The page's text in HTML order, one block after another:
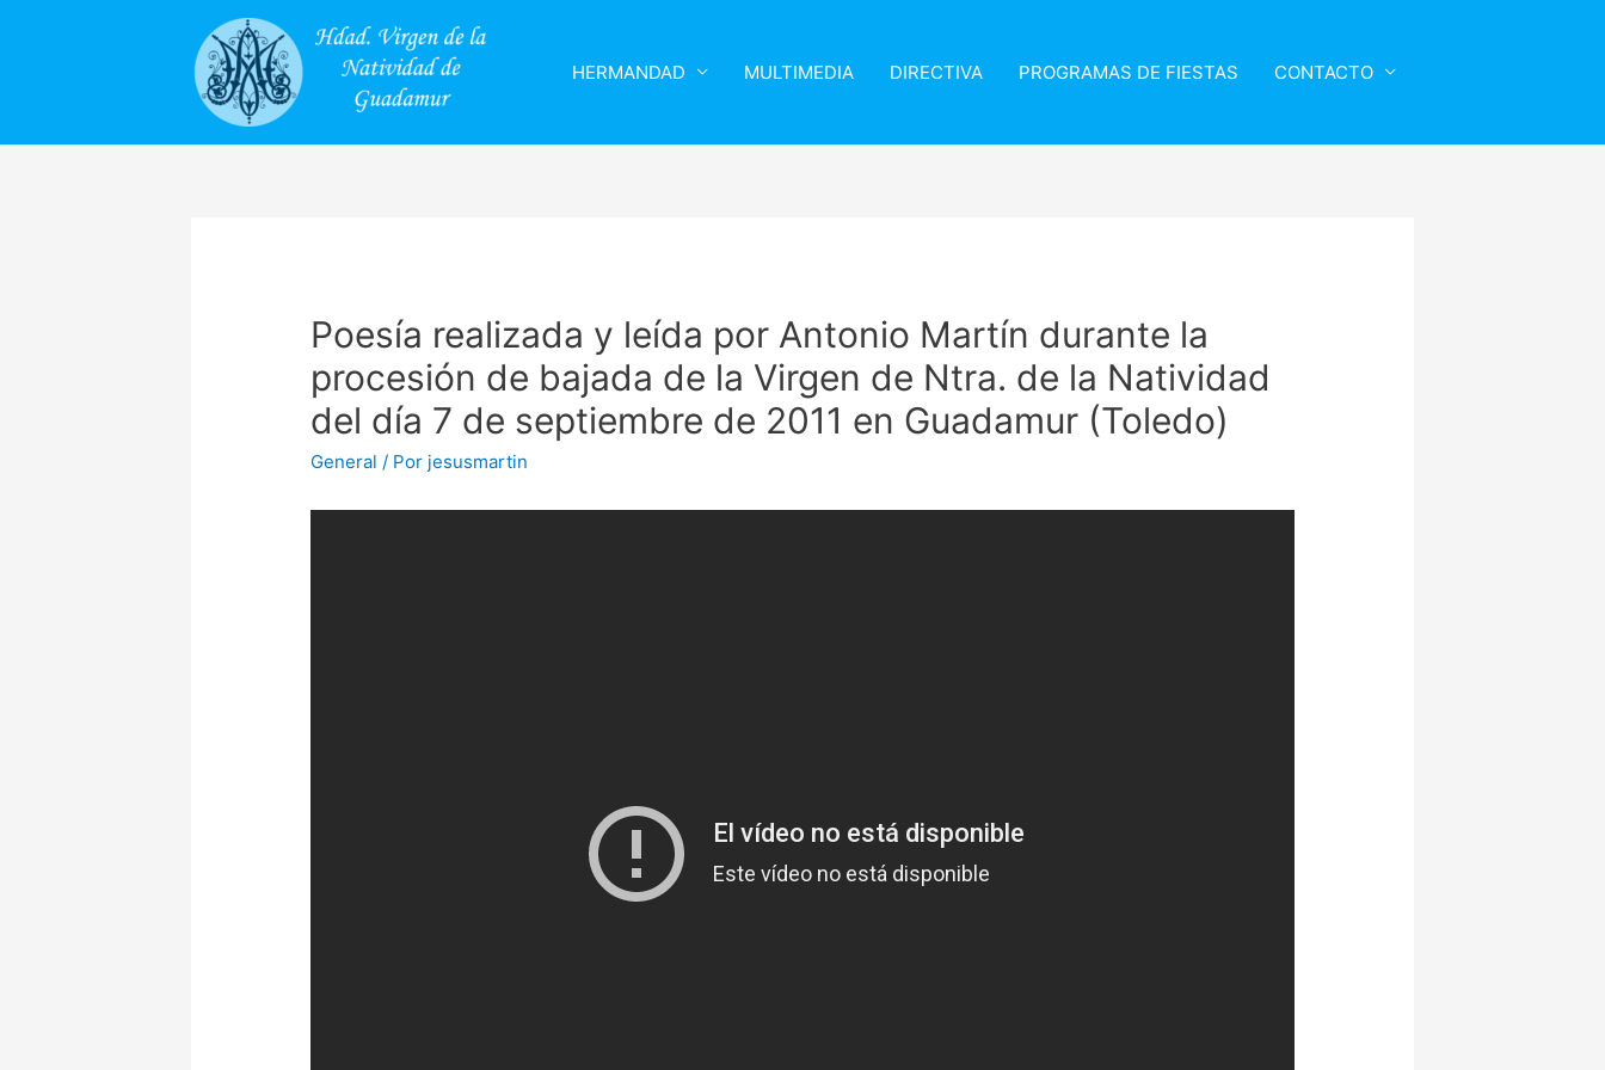
HERMANDAD MULTIMEDIA DIRECTIVA PROGRAMAS DE FIESTAS CONTACTO
Poesía realizada y leída por Antonio Martín durante la
procesión de bajada de la Virgen de Ntra. de la Natividad
del día 7 de septiembre de 2011 en Guadamur (Toledo)
General / Por jesusmartin